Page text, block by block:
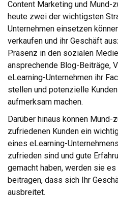
Content Marketing und Mund-
heute zwei der wichtigsten
Unternehmen einsetzen
verkaufen und ihr Geschäft
Präsenz in den sozialen
ansprechende Blog-Beiträge,
eLearning-Unternehmen ihr
stellen und potenzielle
aufmerksam machen.
Darüber hinaus können
zufriedenen Kunden ein
eines eLearning-
zufrieden sind und gute
gemacht haben, werden sie
beitragen, dass sich Ihr
ausbreitet.